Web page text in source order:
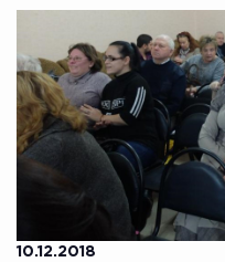
10.12.2018